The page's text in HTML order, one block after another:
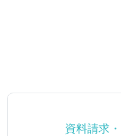
資料請求